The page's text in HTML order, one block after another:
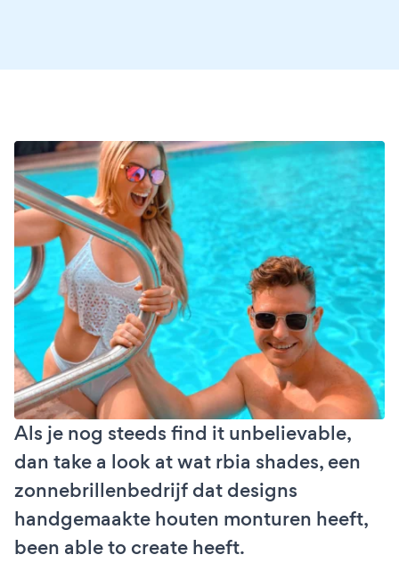
Als je nog steeds find it unbelievable,
dan take a look at wat rbia shades, een
zonnebrillenbedrijf dat designs
handgemaakte houten monturen heeft,
been able to create heeft.